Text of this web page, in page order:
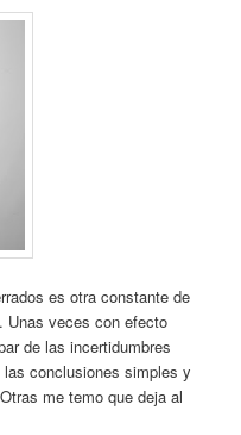
es otra constante de
. Unas veces con efecto
de las incertidumbres
conclusiones simples y
me temo que deja al